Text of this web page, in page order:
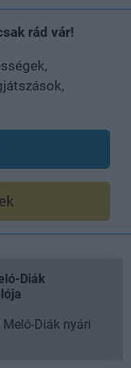
rád vár!
Diák
Diák nyári